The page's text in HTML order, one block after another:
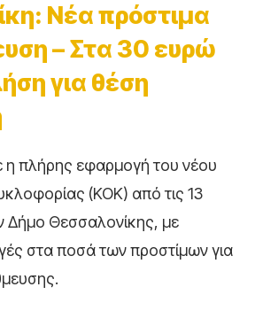
Νέα πρόστιμα
– Στα 30 ευρώ
για θέση
η πλήρης εφαρμογή του νέου
(ΚΟΚ) από τις 13
Δήμο Θεσσαλονίκης, με
στα ποσά των προστίμων για